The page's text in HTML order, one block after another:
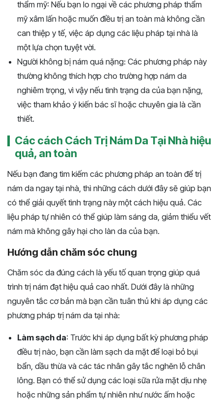
thẩm mỹ: Nếu bạn lo ngại về các phương pháp thẩm
mỹ xâm lấn hoặc muốn điều trị an toàn mà không cần
can thiệp y tế, việc áp dụng các liệu pháp tại nhà là
một lựa chọn tuyệt vời.
Người không bị nám quá nặng: Các phương pháp này
thường không thích hợp cho trường hợp nám da
nghiêm trọng, vì vậy nếu tình trạng da của bạn nặng,
việc tham khảo ý kiến bác sĩ hoặc chuyên gia là cần
thiết.
Các cách Cách Trị Nám Da Tại Nhà hiệu
quả, an toàn
Nếu bạn đang tìm kiếm các phương pháp an toàn để trị
nám da ngay tại nhà, thì những cách dưới đây sẽ giúp bạn
có thể giải quyết tình trạng này một cách hiệu quả. Các
liệu pháp tự nhiên có thể giúp làm sáng da, giảm thiểu vết
nám mà không gây hại cho làn da của bạn.
Hướng dẫn chăm sóc chung
Chăm sóc da đúng cách là yếu tố quan trọng giúp quá
trình trị nám đạt hiệu quả cao nhất. Dưới đây là những
nguyên tắc cơ bản mà bạn cần tuân thủ khi áp dụng các
phương pháp trị nám da tại nhà:
Làm sạch da: Trước khi áp dụng bất kỳ phương pháp
điều trị nào, bạn cần làm sạch da mặt để loại bỏ bụi
bẩn, dầu thừa và các tác nhân gây tắc nghẽn lỗ chân
lông. Bạn có thể sử dụng các loại sữa rửa mặt dịu nhẹ
hoặc những sản phẩm tự nhiên như nước ấm hoặc